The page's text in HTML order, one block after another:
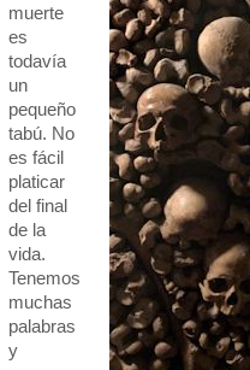
muerte
es
todavía
un
pequeño
tabú. No
es fácil
platicar
del final
de la
vida.
Tenemos
muchas
palabras
y